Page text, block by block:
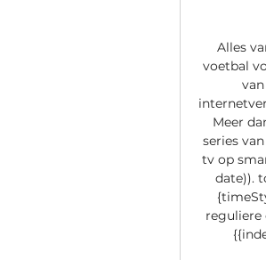
Alles
voetbal
Meer
series
tv op
date)).
reguliere